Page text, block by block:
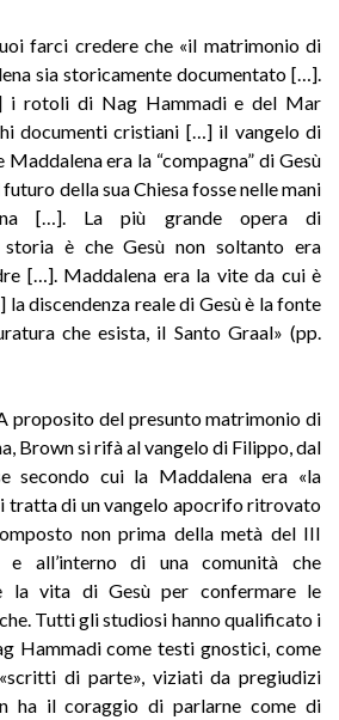
farci credere che «il matrimonio di
sia storicamente documentato […].
i rotoli di Nag Hammadi e del Mar
documenti cristiani […] il vangelo di
era la “compagna” di Gesù
della sua Chiesa fosse nelle mani
[…]. La più grande opera di
storia è che Gesù non soltanto era
[…]. Maddalena era la vite da cui è
discendenza reale di Gesù è la fonte
che esista, il Santo Graal» (pp.
proposito del presunto matrimonio di
Brown si rifà al vangelo di Filippo, dal
secondo cui la Maddalena era «la
tratta di un vangelo apocrifo ritrovato
non prima della metà del III
all’interno di una comunità che
la vita di Gesù per confermare le
Tutti gli studiosi hanno qualificato i
Hammadi come testi gnostici, come
di parte», viziati da pregiudizi
ha il coraggio di parlarne come di